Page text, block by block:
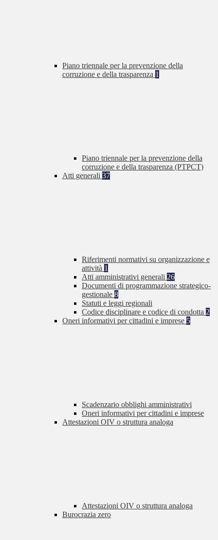
Piano triennale per la prevenzione della
corruzione e della trasparenza 1
Piano triennale per la prevenzione della
corruzione e della trasparenza (PTPCT)
Atti generali 37
Riferimenti normativi su organizzazione e
attività 1
Atti amministrativi generali 26
Documenti di programmazione strategico-
gestionale 8
Statuti e leggi regionali
Codice disciplinare e codice di condotta 2
Oneri informativi per cittadini e imprese 5
Scadenzario obblighi amministrativi
Oneri informativi per cittadini e imprese
Attestazioni OIV o struttura analoga
Attestazioni OIV o struttura analoga
Burocrazia zero